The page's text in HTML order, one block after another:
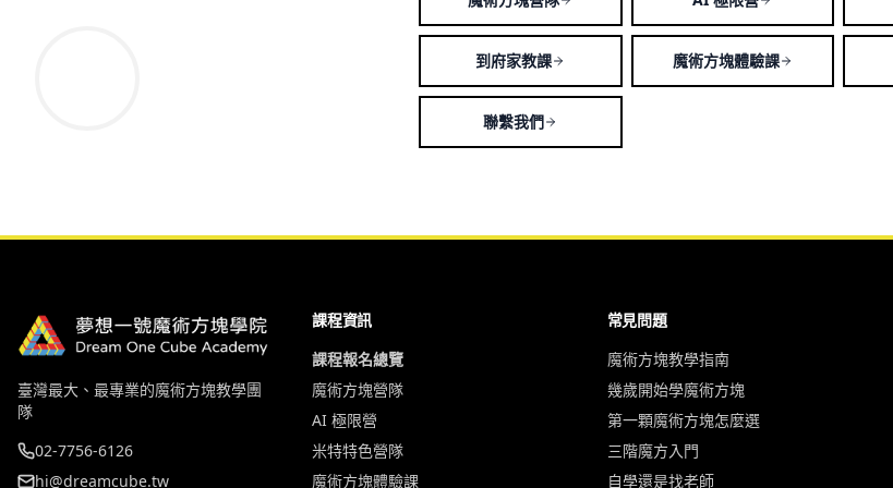
到府家教課 魔術方塊體驗課
聯繫我們
臺灣最大、最專業的魔術方塊教學團
隊
02-7756-6126
hi@dreamcube.tw
課程資訊
課程報名總覽
魔術方塊營隊
AI 極限營
米特特色營隊
魔術方塊體驗課
常見問題
魔術方塊教學指南
幾歲開始學魔術方塊
第一顆魔術方塊怎麼選
三階魔方入門
自學還是找老師